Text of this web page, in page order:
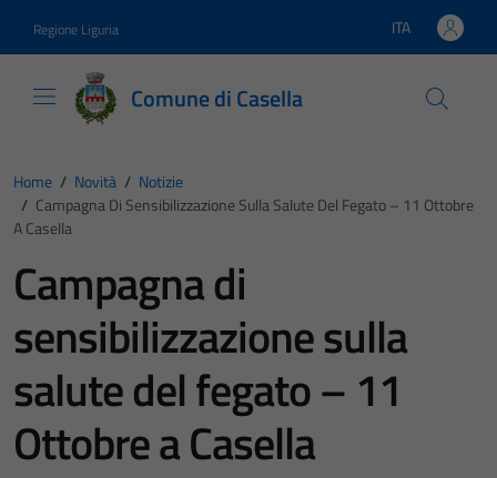
Regione Liguria Lingua attiva:
ITA
Comune di Casella
Home / Novità / Notizie
/ Campagna Di Sensibilizzazione Sulla Salute Del Fegato – 11 Ottobre
A Casella
Campagna di
sensibilizzazione sulla
salute del fegato – 11
Ottobre a Casella